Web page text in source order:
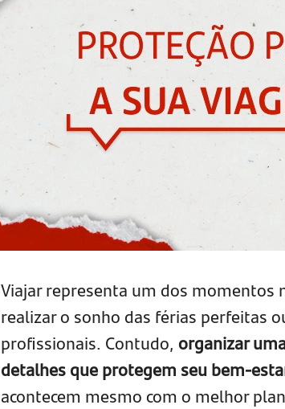
Viajar representa um dos momentos
realizar o sonho das férias perfeitas
profissionais. Contudo, organizar
detalhes que protegem seu bem-
acontecem mesmo com o melhor